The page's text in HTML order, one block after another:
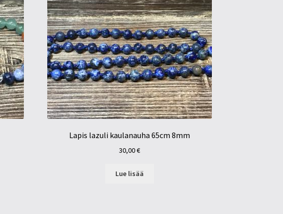
Lapis lazuli kaulanauha 65cm 8mm
30,00€
Lue lisää